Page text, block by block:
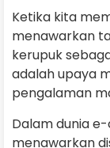
Ketika kita
menawarkan
kerupuk
adalah upaya
pengalaman
Dalam dunia
menawarkan